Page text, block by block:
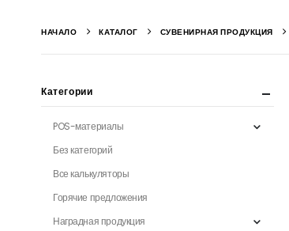
НАЧАЛО КАТАЛОГ СУВЕНИРНАЯ ПРОДУКЦИЯ
Категории
POS-материалы
Без категорий
Все калькуляторы
Горячие предложения
Наградная продукция